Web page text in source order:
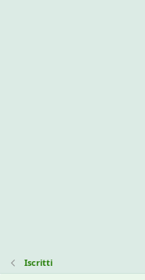
Iscritti